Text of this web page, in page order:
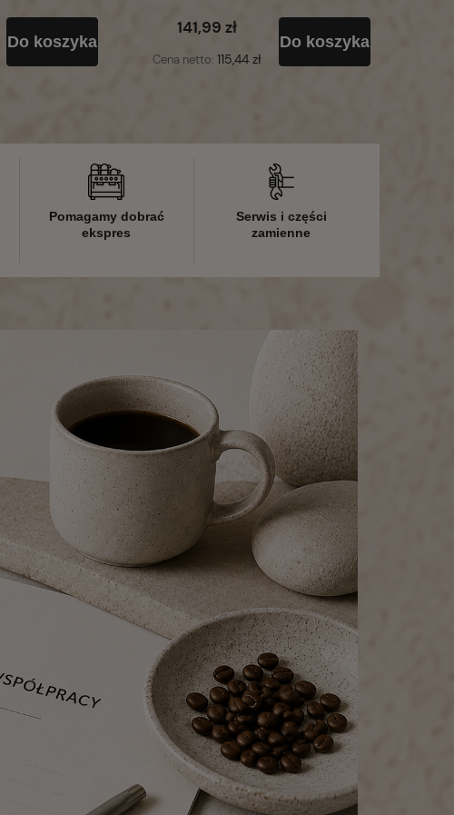
Do koszyka
141,99 zł
Cena netto: 115,44 zł
Do koszyka
Pomagamy dobrać
ekspres
Serwis i części
zamienne